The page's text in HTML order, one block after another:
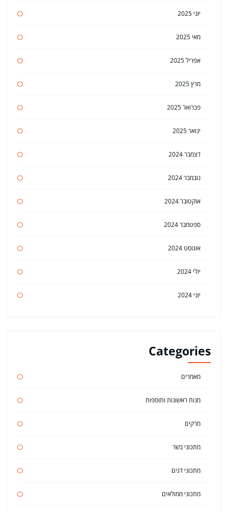
יוני 2025
מאי 2025
אפריל 2025
מרץ 2025
פברואר 2025
ינואר 2025
דצמבר 2024
נובמבר 2024
אוקטובר 2024
ספטמבר 2024
אוגוסט 2024
יולי 2024
יוני 2024
Categories
מאמרים
מנות ראשונות ותוספות
מרקים
מתכוני בשר
מתכוני דגים
מתכוני ממולאים